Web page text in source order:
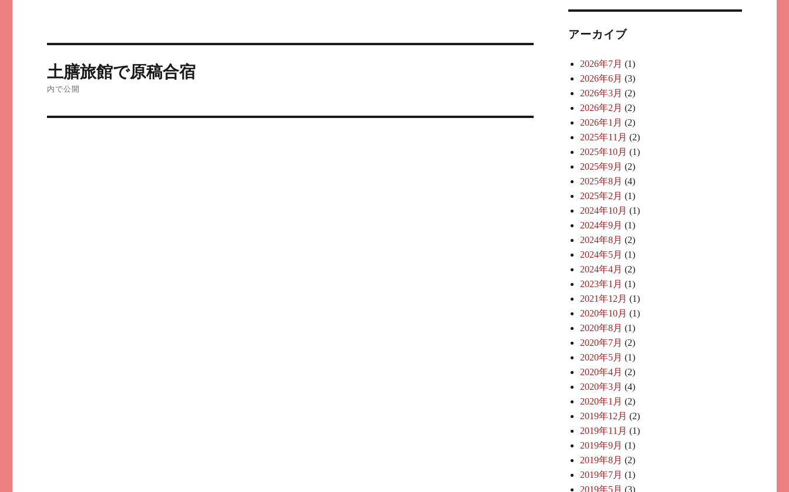
稿
土膳旅館で原稿合宿
内で公開
アーカイブ
2026年7月 (1)
2026年6月 (3)
2026年3月 (2)
2026年2月 (2)
2026年1月 (2)
2025年11月 (2)
2025年10月 (1)
2025年9月 (2)
2025年8月 (4)
2025年2月 (1)
2024年10月 (1)
2024年9月 (1)
2024年8月 (2)
2024年5月 (1)
2024年4月 (2)
2023年1月 (1)
2021年12月 (1)
2020年10月 (1)
2020年8月 (1)
2020年7月 (2)
2020年5月 (1)
2020年4月 (2)
2020年3月 (4)
2020年1月 (2)
2019年12月 (2)
2019年11月 (1)
2019年9月 (1)
2019年8月 (2)
2019年7月 (1)
2019年5月 (3)